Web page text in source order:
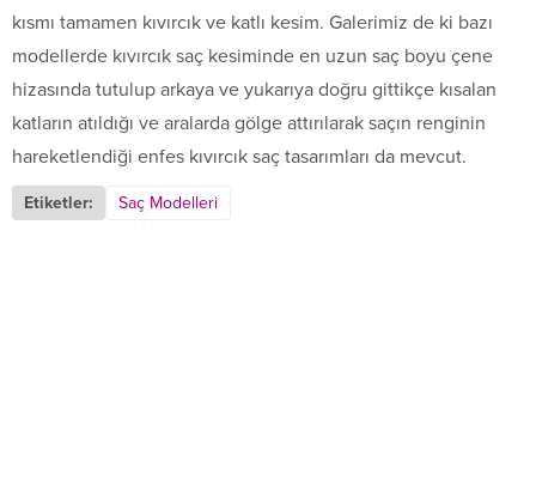
kısmı tamamen kıvırcık ve katlı kesim. Galerimiz de ki bazı
modellerde kıvırcık saç kesiminde en uzun saç boyu çene
hizasında tutulup arkaya ve yukarıya doğru gittikçe kısalan
katların atıldığı ve aralarda gölge attırılarak saçın renginin
hareketlendiği enfes kıvırcık saç tasarımları da mevcut.
Etiketler: Saç Modelleri